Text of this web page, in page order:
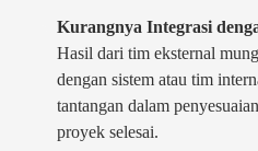
Kurangnya Integrasi
Hasil dari tim eksternal
dengan sistem atau tim
tantangan dalam
proyek selesai.